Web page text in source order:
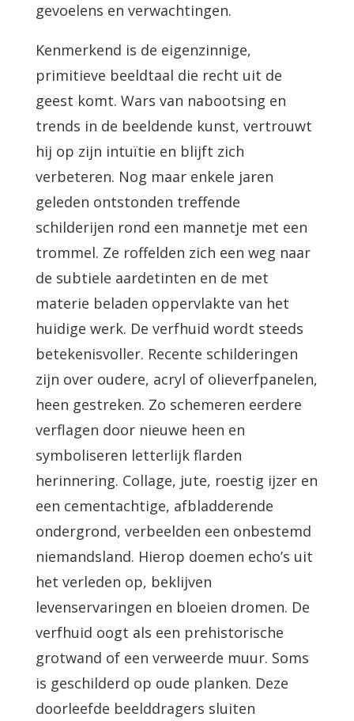
gevoelens en verwachtingen.
Kenmerkend is de eigenzinnige,
primitieve beeldtaal die recht uit de
geest komt. Wars van nabootsing en
trends in de beeldende kunst, vertrouwt
hij op zijn intuïtie en blijft zich
verbeteren. Nog maar enkele jaren
geleden ontstonden treffende
schilderijen rond een mannetje met een
trommel. Ze roffelden zich een weg naar
de subtiele aardetinten en de met
materie beladen oppervlakte van het
huidige werk. De verfhuid wordt steeds
betekenisvoller. Recente schilderingen
zijn over oudere, acryl of olieverfpanelen,
heen gestreken. Zo schemeren eerdere
verflagen door nieuwe heen en
symboliseren letterlijk flarden
herinnering. Collage, jute, roestig ijzer en
een cementachtige, afbladderende
ondergrond, verbeelden een onbestemd
niemandsland. Hierop doemen echo’s uit
het verleden op, beklijven
levenservaringen en bloeien dromen. De
verfhuid oogt als een prehistorische
grotwand of een verweerde muur. Soms
is geschilderd op oude planken. Deze
doorleefde beelddragers sluiten